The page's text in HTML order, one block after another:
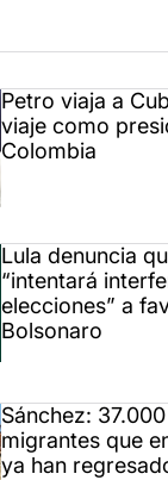
Petro viaja a
viaje como
Colombia
Lula denuncia
“intentará
elecciones” a
Bolsonaro
Sánchez:
migrantes que
ya han